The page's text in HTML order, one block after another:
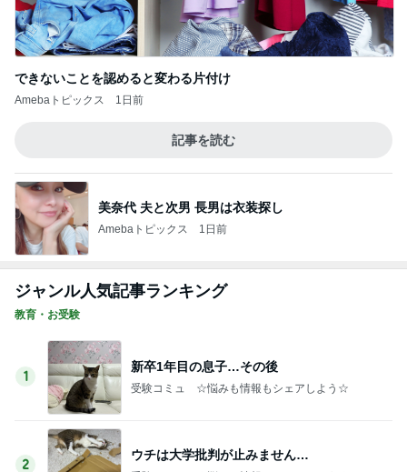
ジャンル人気記事ランキング
教育・お受験
新卒1年目の息子…その後
受験コミュ ☆悩みも情報もシェアしよう☆
3
ＭＡＲＣＨ推薦を辞退し、一般受験でＭＡＲ
ＣＨに･･･
4
夏期集中特訓2日目
早稲田アカデミーで早慶合格を目指す2027年高校
5
タワマンで破産？投資が変えた金銭感覚と人
生観。